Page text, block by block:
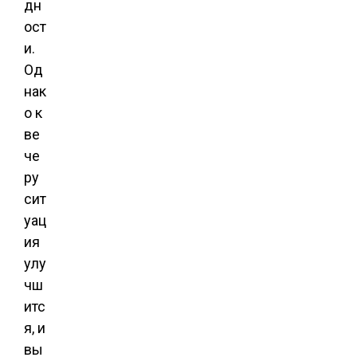
дн
ост
и.
Од
нак
о к
ве
че
ру
сит
уац
ия
улу
чш
итс
я, и
вы